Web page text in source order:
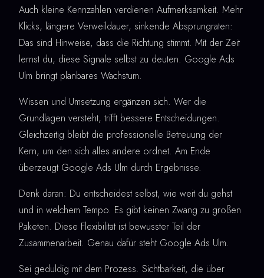
Auch kleine Kennzahlen verdienen Aufmerksamkeit. Mehr
Klicks, längere Verweildauer, sinkende Absprungraten:
Das sind Hinweise, dass die Richtung stimmt. Mit der Zeit
lernst du, diese Signale selbst zu deuten. Google Ads
Ulm bringt planbares Wachstum.
Wissen und Umsetzung ergänzen sich. Wer die
Grundlagen versteht, trifft bessere Entscheidungen.
Gleichzeitig bleibt die professionelle Betreuung der
Kern, um den sich alles andere ordnet. Am Ende
überzeugt Google Ads Ulm durch Ergebnisse.
Denk daran: Du entscheidest selbst, wie weit du gehst
und in welchem Tempo. Es gibt keinen Zwang zu großen
Paketen. Diese Flexibilität ist bewusster Teil der
Zusammenarbeit. Genau dafür steht Google Ads Ulm.
Sei geduldig mit dem Prozess. Sichtbarkeit, die über